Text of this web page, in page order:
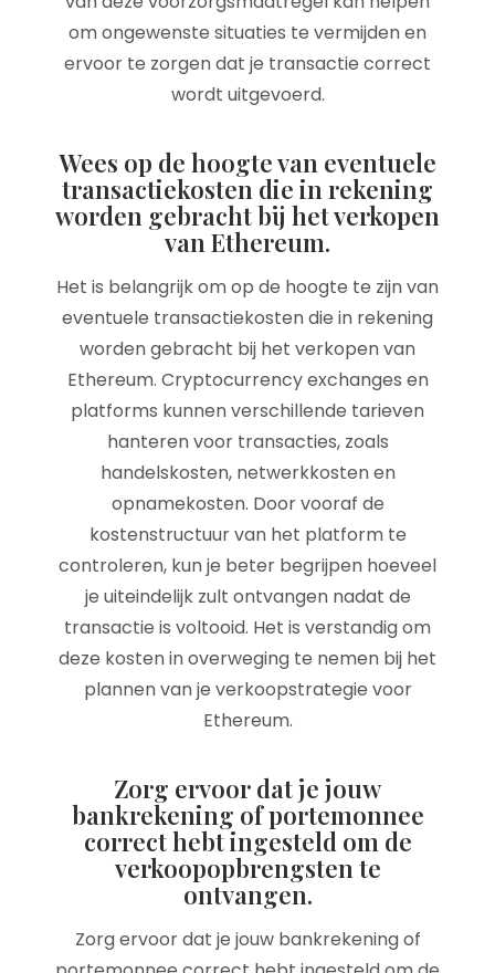
om ongewenste situaties te vermijden en
ervoor te zorgen dat je transactie correct
wordt uitgevoerd.
Wees op de hoogte van eventuele
transactiekosten die in rekening
worden gebracht bij het verkopen
van Ethereum.
Het is belangrijk om op de hoogte te zijn van
eventuele transactiekosten die in rekening
worden gebracht bij het verkopen van
Ethereum. Cryptocurrency exchanges en
platforms kunnen verschillende tarieven
hanteren voor transacties, zoals
handelskosten, netwerkkosten en
opnamekosten. Door vooraf de
kostenstructuur van het platform te
controleren, kun je beter begrijpen hoeveel
je uiteindelijk zult ontvangen nadat de
transactie is voltooid. Het is verstandig om
deze kosten in overweging te nemen bij het
plannen van je verkoopstrategie voor
Ethereum.
Zorg ervoor dat je jouw
bankrekening of portemonnee
correct hebt ingesteld om de
verkoopopbrengsten te
ontvangen.
Zorg ervoor dat je jouw bankrekening of